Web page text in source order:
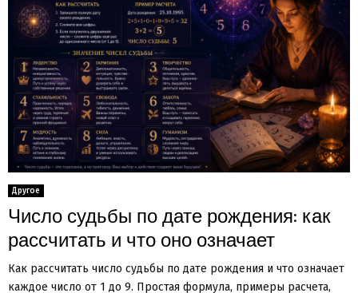
Другое
Число судьбы по дате рождения: как
рассчитать и что оно означает
Как рассчитать число судьбы по дате рождения и что означает
каждое число от 1 до 9. Простая формула, примеры расчета,